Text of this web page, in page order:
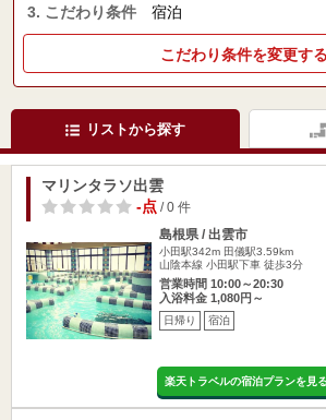
3. こだわり条件 宿泊
こだわり条件を変更する
リストから探す
マリンタラソ出雲
-点/ 0 件
島根県 / 出雲市
小田駅342m 田儀駅3.59km
山陰本線 小田駅下車 徒歩3分
営業時間 10:00～20:30
入浴料金 1,080円～
日帰り 宿泊
楽天トラベルの宿泊プランを見る